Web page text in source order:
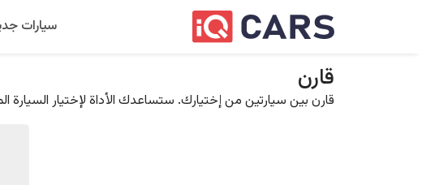
سيارات
قارن
قارن بين سيارتين من إختيارك. ستساعدك الأداة لإختيار